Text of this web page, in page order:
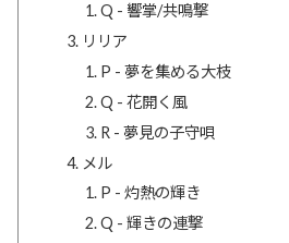
Q - 響掌/共鳴撃
リリア
P - 夢を集める大枝
Q - 花開く風
R - 夢見の子守唄
メル
P - 灼熱の輝き
Q - 輝きの連撃